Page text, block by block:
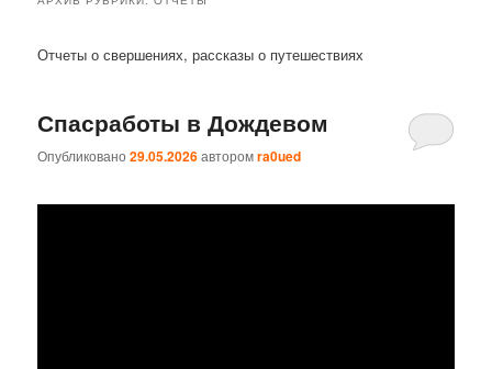
Отчеты о свершениях, рассказы о путешествиях
Спасработы в Дождевом
Опубликовано29.05.2026авторомra0ued